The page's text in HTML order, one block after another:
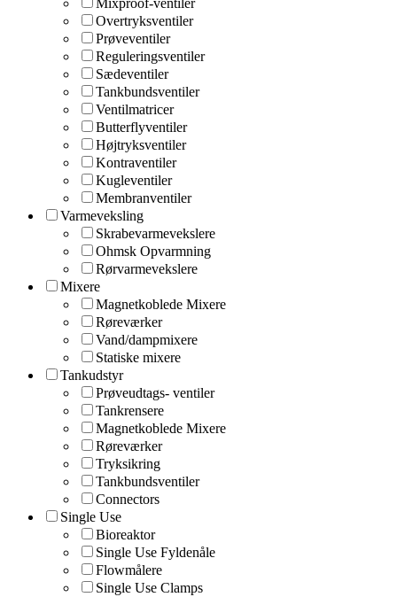
Mixproof-ventiler
Overtryksventiler
Prøveventiler
Reguleringsventiler
Sædeventiler
Tankbundsventiler
Ventilmatricer
Butterflyventiler
Højtryksventiler
Kontraventiler
Kugleventiler
Membranventiler
Varmeveksling
Skrabevarmevekslere
Ohmsk Opvarmning
Rørvarmevekslere
Mixere
Magnetkoblede Mixere
Røreværker
Vand/dampmixere
Statiske mixere
Tankudstyr
Prøveudtags- ventiler
Tankrensere
Magnetkoblede Mixere
Røreværker
Tryksikring
Tankbundsventiler
Connectors
Single Use
Bioreaktor
Single Use Fyldenåle
Flowmålere
Single Use Clamps